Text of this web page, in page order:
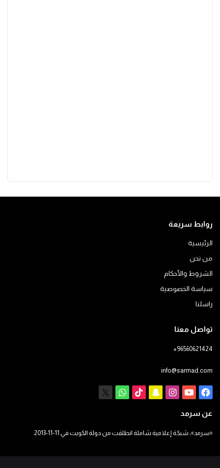
روابط سريعة
الرئيسية
من نحن
الشروط والأحكام
سياسة الخصوصية
راسلنا
تواصل معنا
+96560621424
info@sarmad.com
فيسبوكيوتيوبانستقرام
سناب ‫TikTokواتساب
عن سرمد
«سرمد»، شبكة إعلامية شاملة انطلقت من دولة الكويت في 11-11-2013